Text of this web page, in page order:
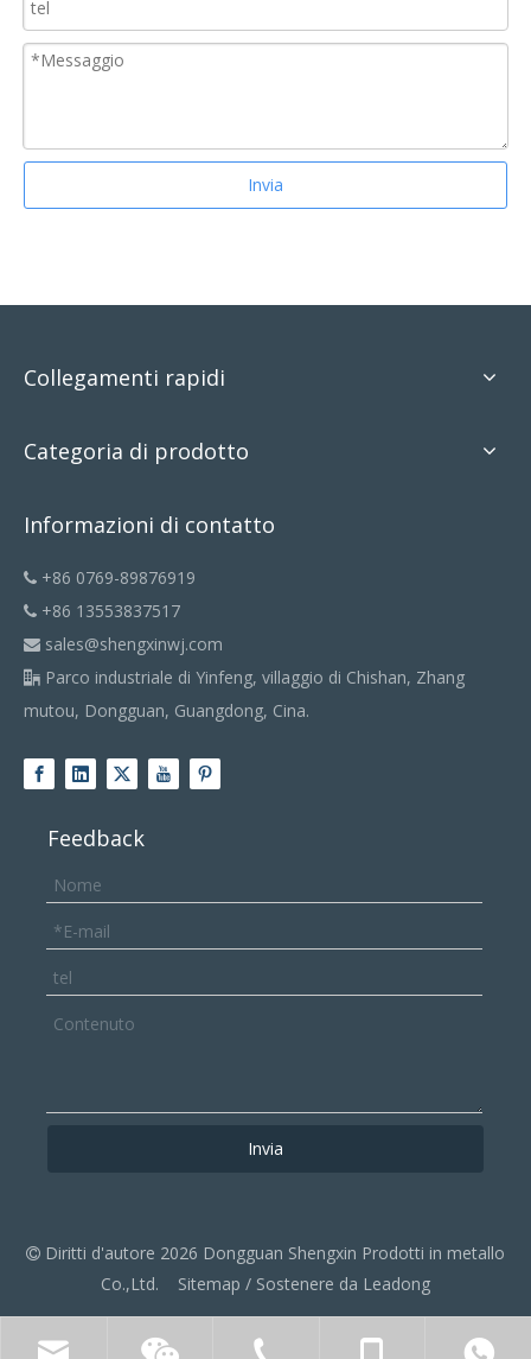
Invia
Collegamenti rapidi
Categoria di prodotto
Informazioni di contatto
 +86 0769-89876919
 +86 13553837517
 sales@shengxinwj.com
 Parco industriale di Yinfeng, villaggio di Chishan, Zhang
mutou, Dongguan, Guangdong, Cina.
Feedback
Invia
 Diritti d'autore 2026 Dongguan Shengxin Prodotti in metallo
Co.,Ltd. Sitemap / Sostenere da Leadong